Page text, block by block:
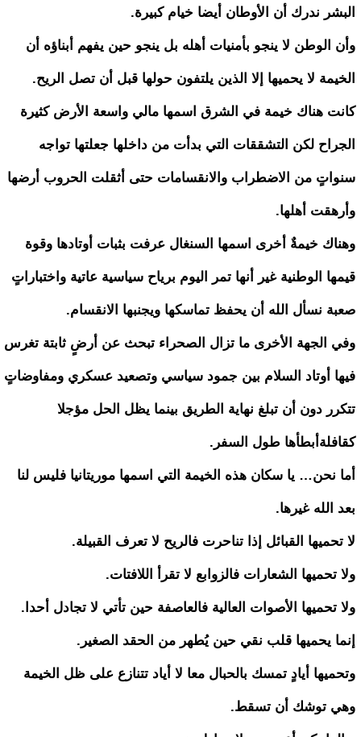
البشر ندرك أن الأوطان أيضا خيام كبيرة.
وأن الوطن لا ينجو بأمنيات أهله بل ينجو حين يفهم أبناؤه أن
الخيمة لا يحميها إلا الذين يلتفون حولها قبل أن تصل الريح.
كانت هناك خيمة في الشرق اسمها مالي واسعة الأرض كثيرة
الجراح لكن التشققات التي بدأت من داخلها جعلتها تواجه
سنواتٍ من الاضطراب والانقسامات حتى أثقلت الحروب أرضها
وأرهقت أهلها.
وهناك خيمةٌ أخرى اسمها السنغال عرفت بثبات أوتادها وقوة
قيمها الوطنية غير أنها تمر اليوم برياح سياسية عاتية واختباراتٍ
صعبة نسأل الله أن يحفظ تماسكها ويجنبها الانقسام.
وفي الجهة الأخرى ما تزال الصحراء تبحث عن أرضٍ ثابتة تغرس
فيها أوتاد السلام بين جمود سياسي وتصعيد عسكري ومفاوضاتٍ
تتكرر دون أن تبلغ نهاية الطريق بينما يظل الحل مؤجلا
كقافلةأبطأها طول السفر.
أما نحن… يا سكان هذه الخيمة التي اسمها موريتانيا فليس لنا
بعد الله غيرها.
لا تحميها القبائل إذا تناحرت فالريح لا تعرف القبيلة.
ولا تحميها الشعارات فالزوابع لا تقرأ اللافتات.
ولا تحميها الأصوات العالية فالعاصفة حين تأتي لا تجادل أحدا.
إنما يحميها قلب نقي حين يُطهر من الحقد الصغير.
وتحميها أيادٍ تمسك بالحبال معا لا أياد تتنازع على ظل الخيمة
وهي توشك أن تسقط.